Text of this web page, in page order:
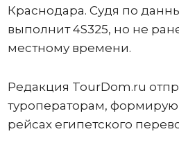
Краснодара. Судя по
выполнит 4S325, но не
местному времени.
Редакция TourDom.ru
туроператорам,
рейсах египетского